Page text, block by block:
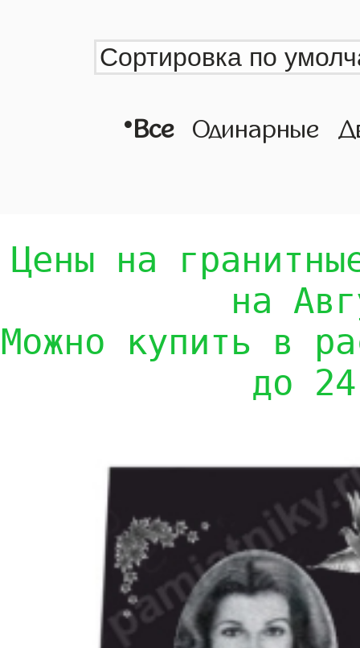
•Все Одинарные
Цены на
на
Можно купить в
до